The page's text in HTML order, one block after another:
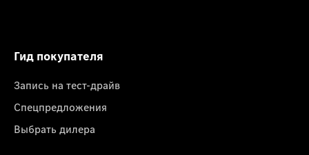
Гид покупателя
Запись на тест-драйв
Спецпредложения
Выбрать дилера